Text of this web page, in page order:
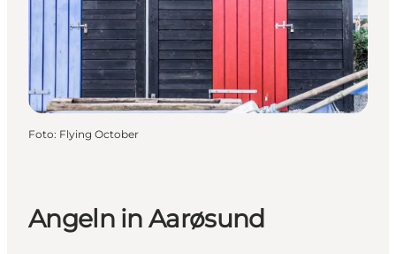
Foto: Flying October
Angeln in Aarøsund